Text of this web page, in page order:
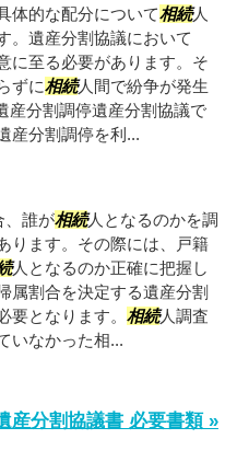
体的な配分について相続人
。遺産分割協議において
に至る必要があります。そ
ずに相続人間で紛争が発生
産分割調停遺産分割協議で
産分割調停を利...
、誰が相続人となるのかを調
ります。その際には、戸籍
人となるのか正確に把握し
属割合を決定する遺産分割
要となります。 相続人調査
いなかった相...
産分割協議書 必要書類 »